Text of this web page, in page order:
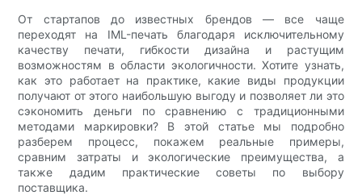
От стартапов до известных брендов — все чаще
переходят на IML-печать благодаря исключительному
качеству печати, гибкости дизайна и растущим
возможностям в области экологичности. Хотите узнать,
как это работает на практике, какие виды продукции
получают от этого наибольшую выгоду и позволяет ли это
сэкономить деньги по сравнению с традиционными
методами маркировки? В этой статье мы подробно
разберем процесс, покажем реальные примеры,
сравним затраты и экологические преимущества, а
также дадим практические советы по выбору
поставщика.